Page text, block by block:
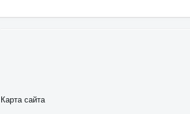
Карта сайта